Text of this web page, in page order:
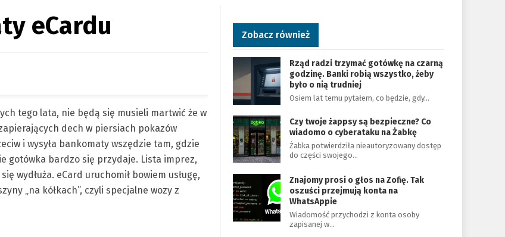
eCardu
tego lata, nie będą się musieli martwić że w
dech w piersiach pokazów
i wysyła bankomaty wszędzie tam, gdzie
gotówka bardzo się przydaje. Lista imprez,
wydłuża. eCard uruchomił bowiem usługę,
„na kółkach”, czyli specjalne wozy z
Zobacz również
Rząd radzi trzymać gotówkę na czarną
godzinę. Banki robią wszystko, żeby
było o nią trudniej
Osiem lat temu pytałem, co będzie, gdy…
Czy twoje żappsy są bezpieczne? Co
wiadomo o cyberataku na Żabkę
Żabka potwierdziła nieautoryzowany dostęp
do części swojego…
Znajomy prosi o głos na Zofię. Tak
oszuści przejmują konta na
WhatsAppie
Wiadomość przychodzi z konta osoby
zapisanej w…